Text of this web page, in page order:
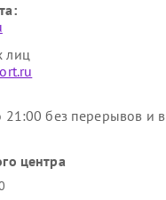
лиц
без перерывов и
центра